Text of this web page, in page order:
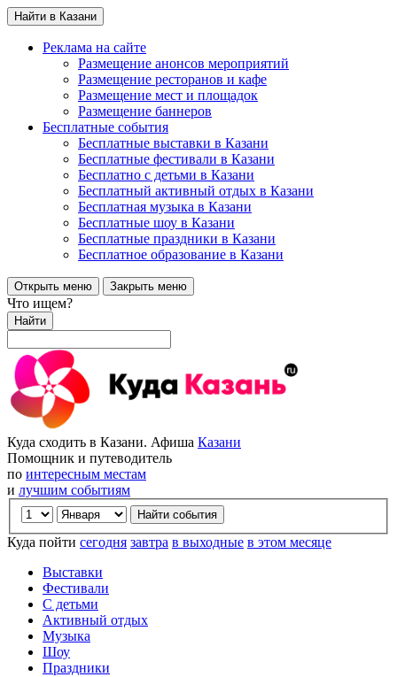
Найти в Казани
Реклама на сайте
Размещение анонсов мероприятий
Размещение ресторанов и кафе
Размещение мест и площадок
Размещение баннеров
Бесплатные события
Бесплатные выставки в Казани
Бесплатные фестивали в Казани
Бесплатно с детьми в Казани
Бесплатный активный отдых в Казани
Бесплатная музыка в Казани
Бесплатные шоу в Казани
Бесплатные праздники в Казани
Бесплатное образование в Казани
Открыть меню Закрыть меню
Что ищем?
Найти
Куда сходить в Казани. Афиша Казани
Помощник и путеводитель
по интересным местам
и лучшим событиям
Куда пойти сегодня завтра в выходные в этом месяце
Выставки
Фестивали
С детьми
Активный отдых
Музыка
Шоу
Праздники